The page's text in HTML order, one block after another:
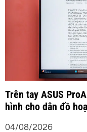
b
à
Trên tay ASUS
hình cho dân đồ hoạ
04/08/2026